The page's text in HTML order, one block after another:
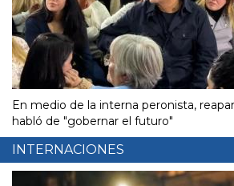
En medio de la interna peronista,
habló de "gobernar el futuro"
INTERNACIONES